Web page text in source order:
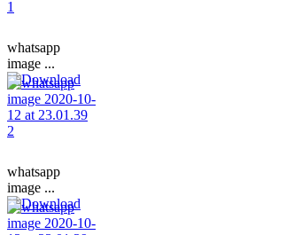
whatsapp
image ...
whatsapp
image ...